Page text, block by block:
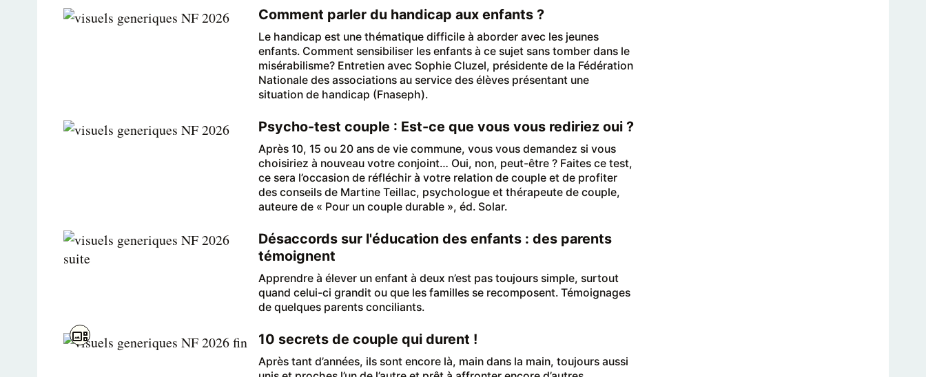
Comment parler du handicap aux enfants ?
Le handicap est une thématique difficile à aborder avec les jeunes
enfants. Comment sensibiliser les enfants à ce sujet sans tomber dans le
misérabilisme? Entretien avec Sophie Cluzel, présidente de la Fédération
Nationale des associations au service des élèves présentant une
situation de handicap (Fnaseph).
Psycho-test couple : Est-ce que vous vous rediriez oui ?
Après 10, 15 ou 20 ans de vie commune, vous vous demandez si vous
choisiriez à nouveau votre conjoint… Oui, non, peut-être ? Faites ce test,
ce sera l’occasion de réfléchir à votre relation de couple et de profiter
des conseils de Martine Teillac, psychologue et thérapeute de couple,
auteure de « Pour un couple durable », éd. Solar.
Désaccords sur l'éducation des enfants : des parents
témoignent
Apprendre à élever un enfant à deux n’est pas toujours simple, surtout
quand celui-ci grandit ou que les familles se recomposent. Témoignages
de quelques parents conciliants.
10 secrets de couple qui durent !
Après tant d’années, ils sont encore là, main dans la main, toujours aussi